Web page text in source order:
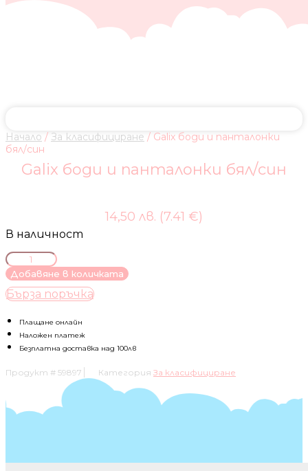
Начало / За класифициране / Galix боди и панталонки
бял/син
Galix боди и панталонки бял/син
14,50 лв. (7.41 €)
В наличност
количество
за
Galix
боди
панталонки
бял/
син
Добавяне в количката
Бърза поръчка
Плащане онлайн
Наложен платеж
Безплатна доставка над 100лв
Продукт # 59897 Категория За класифициране